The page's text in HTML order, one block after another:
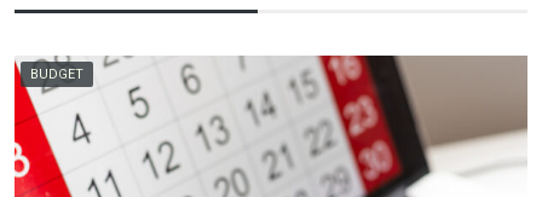
BUDGET